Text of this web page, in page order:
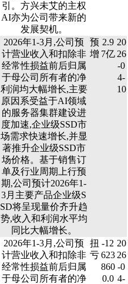
引。方兴未艾的主权
AI亦为公司带来新的
发展契机。
2026年1-3月,公司预
计营业收入和扣除非
经常性损益前后归属
于母公司所有者的净
利润均大幅增长,主要
原因系受益于AI领域
的服务器集群建设进
度加速,企业级SSD市
场需求快速增长,并显
著推升企业级SSD市
场价格。基于销售订
单及行业周期上行预
期,公司预计2026年1-
3月主要产品企业级S
SD将呈现量价齐升趋
势,收入和利润水平均
同比大幅增长。
预
增
2.9
7亿
20
26
-0
4-
10
2026年1-3月,公司预
计营业收入和扣除非
经常性损益前后归属
于母公司所有者的净
扭
亏
-12
623
860
0.0
20
26
-0
4-